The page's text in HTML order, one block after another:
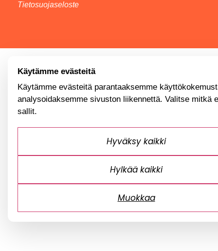
Tietosuojaseloste
Käytämme evästeitä
Käytämme evästeitä parantaaksemme
analysoidaksemme sivuston liikennettä. Valitse mitkä
sallit.
Hyväksy kaikki
Hylkää kaikki
Muokkaa